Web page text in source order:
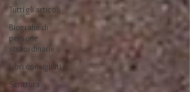
Tutti gli articoli
Biografie di
persone
straordinarie
Libri consigliati
Scrittura